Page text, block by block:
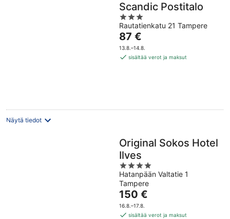
Scandic Postitalo
3
out
of
5
Rautatienkatu 21 Tampere
Hinta
on
87 €
87 €
13.8.–14.8.
sisältää verot ja maksut
Näytä tiedot
Original Sokos Hotel
Ilves
4
out
of
5
Hatanpään Valtatie 1
Tampere
Hinta
on
150 €
150 €
16.8.–17.8.
sisältää verot ja maksut